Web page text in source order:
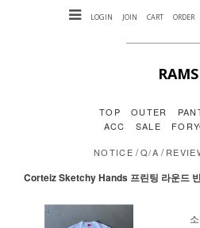
LOGIN JOIN CART ORDER
RAMS
TOP OUTER
ACC
SALE
NOTICE /Q/A /
Corteiz Sketchy Hands 프린팅 라운드